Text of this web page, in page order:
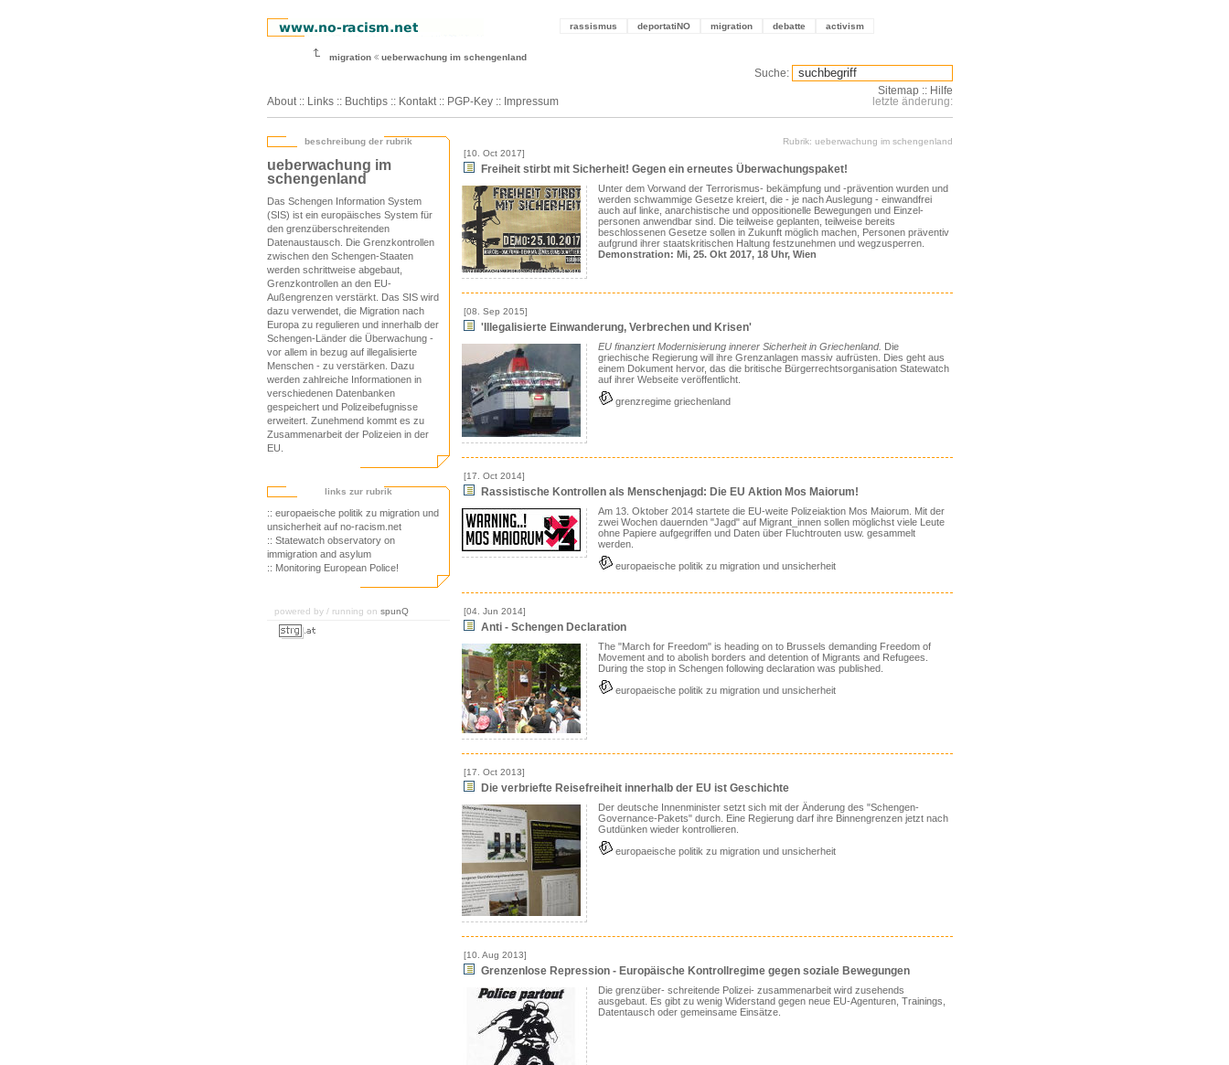
rassismus deportatiNO migration debatte activism
migration ueberwachung im schengenland
About :: Links :: Buchtips :: Kontakt :: PGP-Key :: Impressum
Suche:
Sitemap :: Hilfe
letzte änderung:
beschreibung der rubrik
ueberwachung im
schengenland
Das Schengen Information System
(SIS) ist ein europäisches System für
den grenzüberschreitenden
Datenaustausch. Die Grenzkontrollen
zwischen den Schengen-Staaten
werden schrittweise abgebaut,
Grenzkontrollen an den EU-
Außengrenzen verstärkt. Das SIS wird
dazu verwendet, die Migration nach
Europa zu regulieren und innerhalb der
Schengen-Länder die Überwachung -
vor allem in bezug auf illegalisierte
Menschen - zu verstärken. Dazu
werden zahlreiche Informationen in
verschiedenen Datenbanken
gespeichert und Polizeibefugnisse
erweitert. Zunehmend kommt es zu
Zusammenarbeit der Polizeien in der
EU.
links zur rubrik
:: europaeische politik zu migration und
unsicherheit auf no-racism.net
:: Statewatch observatory on
immigration and asylum
:: Monitoring European Police!
powered by / running on spunQ
Rubrik: ueberwachung im schengenland
[10. Oct 2017]
Freiheit stirbt mit Sicherheit! Gegen ein erneutes Überwachungspaket!
Unter dem Vorwand der Terrorismus- bekämpfung und -prävention wurden und
werden schwammige Gesetze kreiert, die - je nach Auslegung - einwandfrei
auch auf linke, anarchistische und oppositionelle Bewegungen und Einzel­
personen anwendbar sind. Die teilweise geplanten, teilweise bereits
beschlossenen Gesetze sollen in Zukunft möglich machen, Personen präventiv
aufgrund ihrer staatskriti­schen Haltung festzunehmen und wegzusperren.
Demonstration: Mi, 25. Okt 2017, 18 Uhr, Wien
[08. Sep 2015]
'Illegalisierte Einwanderung, Verbrechen und Krisen'
EU finanziert Modernisierung innerer Sicherheit in Griechenland. Die
griechische Regierung will ihre Grenzanlagen massiv aufrüsten. Dies geht aus
einem Dokument hervor, das die britische Bürgerrechtsorganisation Statewatch
auf ihrer Webseite veröffentlicht.
grenzregime griechenland
[17. Oct 2014]
Rassistische Kontrollen als Menschenjagd: Die EU Aktion Mos Maiorum!
Am 13. Oktober 2014 startete die EU-weite Polizeiaktion Mos Maiorum. Mit der
zwei Wochen dauernden "Jagd" auf Migrant_innen sollen möglichst viele Leute
ohne Papiere aufgegriffen und Daten über Fluchtrouten usw. gesammelt
werden.
europaeische politik zu migration und unsicherheit
[04. Jun 2014]
Anti - Schengen Declaration
The "March for Freedom" is heading on to Brussels demanding Freedom of
Movement and to abolish borders and detention of Migrants and Refugees.
During the stop in Schengen following declaration was published.
europaeische politik zu migration und unsicherheit
[17. Oct 2013]
Die verbriefte Reisefreiheit innerhalb der EU ist Geschichte
Der deutsche Innenminister setzt sich mit der Änderung des "Schengen-
Governance-Pakets" durch. Eine Regierung darf ihre Binnengrenzen jetzt nach
Gutdünken wieder kontrollieren.
europaeische politik zu migration und unsicherheit
[10. Aug 2013]
Grenzenlose Repression - Europäische Kontrollregime gegen soziale Bewegungen
Die grenzüber- schreitende Polizei- zusammenarbeit wird zusehends
ausgebaut. Es gibt zu wenig Widerstand gegen neue EU-Agenturen, Trainings,
Datentausch oder gemeinsame Einsätze.